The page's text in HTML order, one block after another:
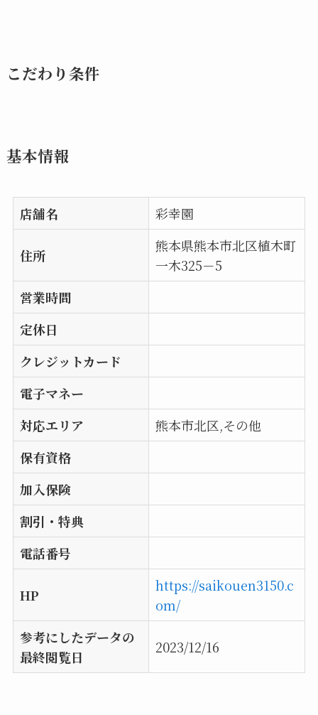
こだわり条件
基本情報
店舗名 彩幸園
住所
熊本県熊本市北区植木町
一木325－5
営業時間
定休日
クレジットカード
電子マネー
対応エリア
熊本市北区,その他
保有資格
加入保険
割引・特典
電話番号
HP
https://saikouen3150.c
om/
参考にしたデータの
最終閲覧日
2023/12/16